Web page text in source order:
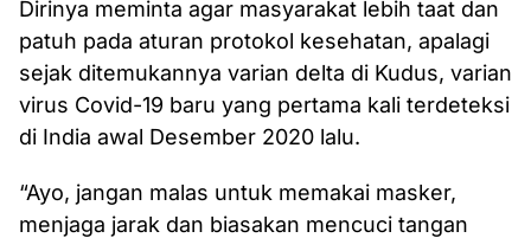
Dirinya meminta agar masyarakat lebih taat dan
patuh pada aturan protokol kesehatan, apalagi
sejak ditemukannya varian delta di Kudus, varian
virus Covid-19 baru yang pertama kali terdeteksi
di India awal Desember 2020 lalu.
“Ayo, jangan malas untuk memakai masker,
menjaga jarak dan biasakan mencuci tangan